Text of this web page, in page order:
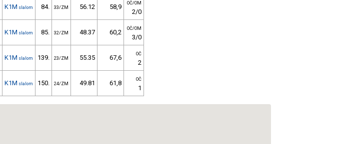
K1M slalom 84. 33/ZM 56.12 58,9 OČ/OM
2/0
K1M slalom 85. 32/ZM 48.37 60,2 OČ/OM
3/0
K1M slalom 139. 23/ZM 55.35 67,6 OČ
2
K1M slalom 150. 24/ZM 49.81 61,8 OČ
1